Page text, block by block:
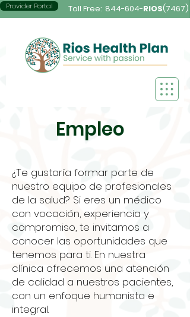
Provider Portal Toll Free: 844-604-RIOS(7467)
Empleo
¿Te gustaría formar parte de
nuestro equipo de profesionales
de la salud? Si eres un médico
con vocación, experiencia y
compromiso, te invitamos a
conocer las oportunidades que
tenemos para ti. En nuestra
clínica ofrecemos una atención
de calidad a nuestros pacientes,
con un enfoque humanista e
integral.